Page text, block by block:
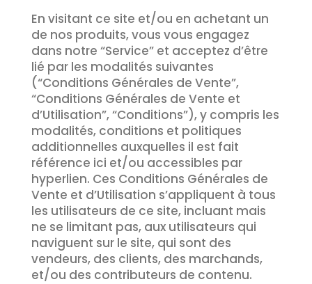
En visitant ce site et/ou en achetant un
de nos produits, vous vous engagez
dans notre “Service” et acceptez d’être
lié par les modalités suivantes
(“Conditions Générales de Vente”,
“Conditions Générales de Vente et
d’Utilisation”, “Conditions”), y compris les
modalités, conditions et politiques
additionnelles auxquelles il est fait
référence ici et/ou accessibles par
hyperlien. Ces Conditions Générales de
Vente et d’Utilisation s’appliquent à tous
les utilisateurs de ce site, incluant mais
ne se limitant pas, aux utilisateurs qui
naviguent sur le site, qui sont des
vendeurs, des clients, des marchands,
et/ou des contributeurs de contenu.